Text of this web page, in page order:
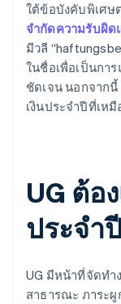
ใต้ข้อบังคับพิเศษ
จำกัดความรับผิด
มีวลี
ในชื่อเพื่อเป็นกา
ชัดเจน นอกจากนี้
เงินประจำปีที่เห
UG ต้อ
ประจำ
UG มีหน้าที่จัดทำ
สาธารณะ ภาระ